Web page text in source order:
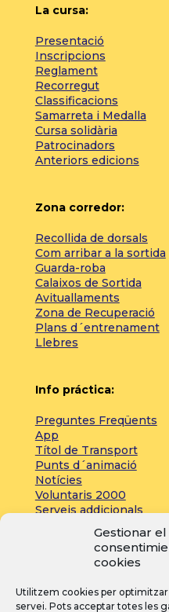
Gestionar el
cookies
Utilitzem cookies per
servei. Pots acceptar totes les
La cursa:
Presentació
Inscripcions
Reglament
Recorregut
Classificacions
Samarreta i Medalla
Cursa solidària
Patrocinadors
Anteriors edicions
Zona corredor:
Recollida de dorsals
Com arribar a la sortida
Guarda-roba
Calaixos de Sortida
Avituallaments
Zona de Recuperació
Plans d´entrenament
Llebres
Info práctica:
Preguntes Freqüents
App
Títol de Transport
Punts d´animació
Notícies
Voluntaris 2000
Serveis addicionals
Zona de prensa:
Acreditacions
Inscripcions